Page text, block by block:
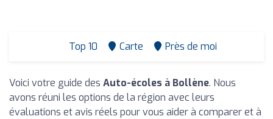
Top 10 Carte Près de moi
Voici votre guide des Auto-écoles à Bollène. Nous
avons réuni les options de la région avec leurs
évaluations et avis réels pour vous aider à comparer et à